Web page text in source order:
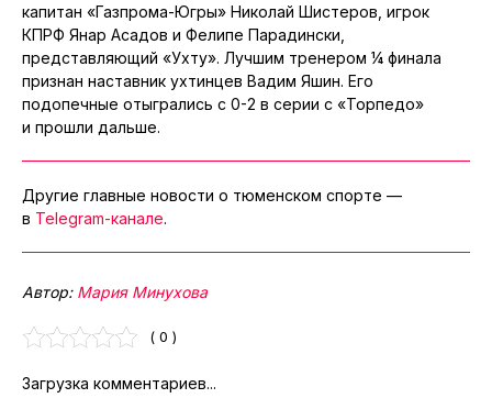
капитан «Газпрома-Югры» Николай Шистеров, игрок
КПРФ Янар Асадов и Фелипе Парадински,
представляющий «Ухту». Лучшим тренером ¼ финала
признан наставник ухтинцев Вадим Яшин. Его
подопечные отыгрались с 0-2 в серии с «Торпедо»
и прошли дальше.
Другие главные новости о тюменском спорте —
в Telegram-канале.
Автор: Мария Минухова
( 0 )
Загрузка комментариев...